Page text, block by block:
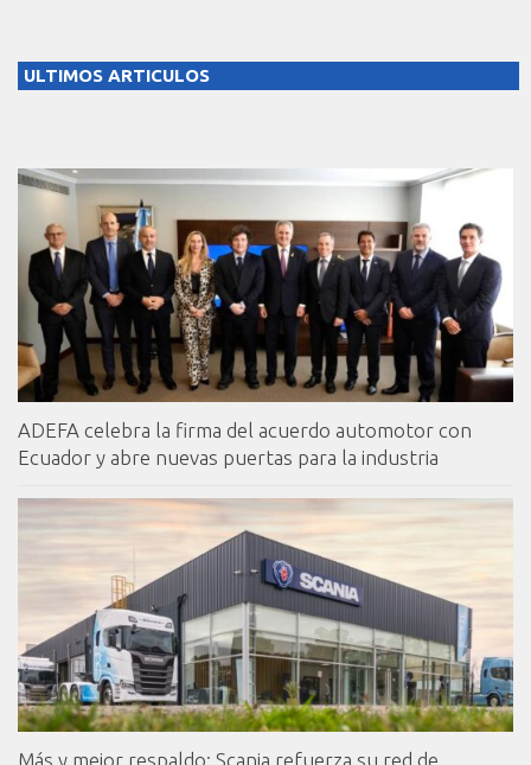
ULTIMOS ARTICULOS
ADEFA celebra la firma del acuerdo automotor con
Ecuador y abre nuevas puertas para la industria
Más y mejor respaldo: Scania refuerza su red de